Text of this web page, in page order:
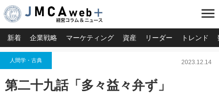
menu
新着 企業戦略 マーケティング 資産 リーダー トレンド
人間学・古典 2023.12.14
第二十九話「多々益々弁ず」